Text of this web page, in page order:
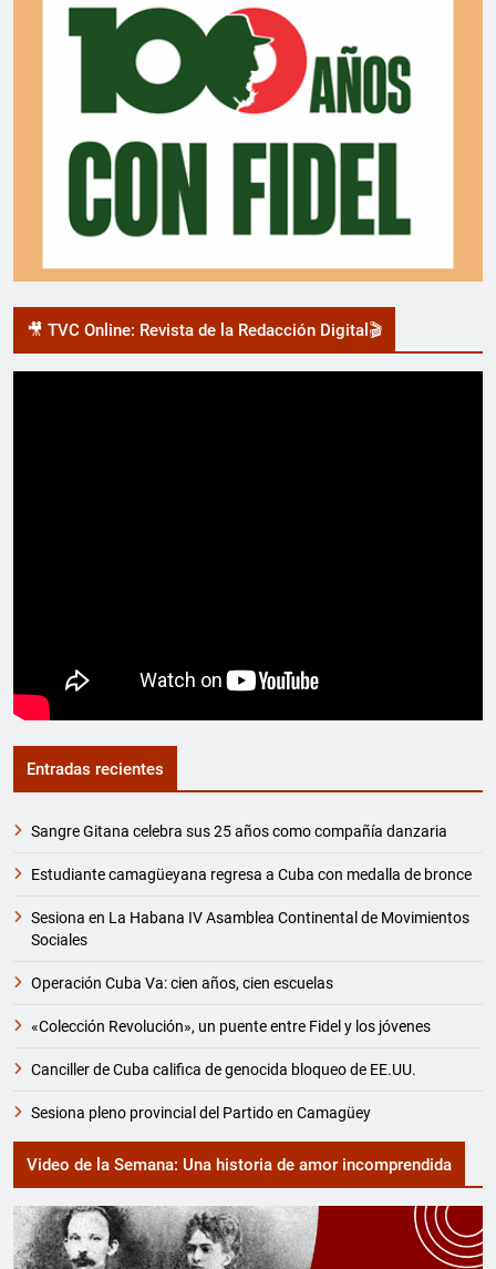
🎥 TVC Online: Revista de la Redacción Digital🎬
Entradas recientes
Sangre Gitana celebra sus 25 años como compañía danzaria
Estudiante camagüeyana regresa a Cuba con medalla de bronce
Sesiona en La Habana IV Asamblea Continental de Movimientos
Sociales
Operación Cuba Va: cien años, cien escuelas
«Colección Revolución», un puente entre Fidel y los jóvenes
Canciller de Cuba califica de genocida bloqueo de EE.UU.
Sesiona pleno provincial del Partido en Camagüey
Video de la Semana: Una historia de amor incomprendida